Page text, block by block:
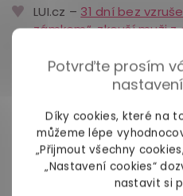
Potvrďte prosím
Díky cookies, které na
můžeme lépe
„Přijmout všechny
„Nastavení cookies“
nastavit si
LUI.cz – 31 dní bez
zámkem“, zkouší muži
literaturu.(11.9.2024)
Četba,
které zlepší váš
Zena-in.cz – Časté
dárky aneb když vás
kamarádku(5.9.2024)